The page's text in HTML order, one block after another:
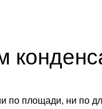
по площади, ни